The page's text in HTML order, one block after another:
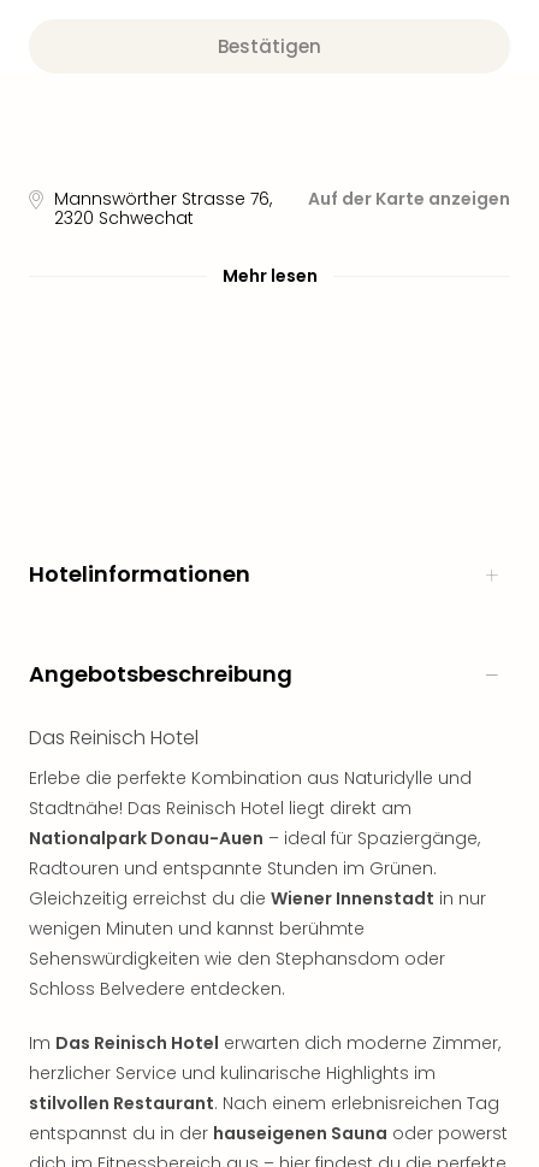
Bestätigen
Mannswörther Strasse 76,
2320 Schwechat
Auf der Karte anzeigen
Mehr lesen
Hotelinformationen
Angebotsbeschreibung
Das Reinisch Hotel
Erlebe die perfekte Kombination aus Naturidylle und
Stadtnähe! Das Reinisch Hotel liegt direkt am
Nationalpark Donau-Auen – ideal für Spaziergänge,
Radtouren und entspannte Stunden im Grünen.
Gleichzeitig erreichst du die Wiener Innenstadt in nur
wenigen Minuten und kannst berühmte
Sehenswürdigkeiten wie den Stephansdom oder
Schloss Belvedere entdecken.
Im Das Reinisch Hotel erwarten dich moderne Zimmer,
herzlicher Service und kulinarische Highlights im
stilvollen Restaurant. Nach einem erlebnisreichen Tag
entspannst du in der hauseigenen Sauna oder powerst